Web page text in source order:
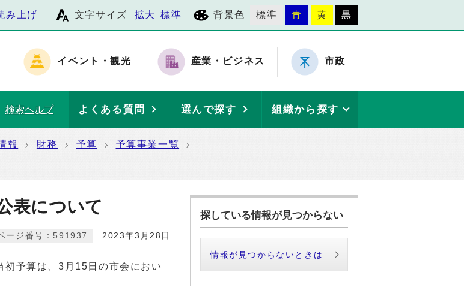
み上げ 文字サイズ 拡大 標準 背景色 標準 青 黄 黒
イベント・観光 産業・ビジネス 市政
検索ヘルプ よくある質問 選んで探す 組織から探す
報 財務 予算
予算事業一覧
表について
2023年3月28日
ージ番号：591937
予算は、3月15日の市会におい
探している情報が見つからない
情報が見つからないときは